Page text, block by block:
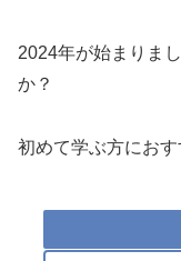
2024年が始まりま
か？
初めて学ぶ方にお